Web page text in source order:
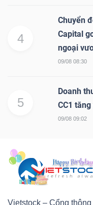
4
Chuyển
Capital
ngoại
09/08 08:30
5
Doanh
CC1
09/08 09:02
Vietstock – Cổng